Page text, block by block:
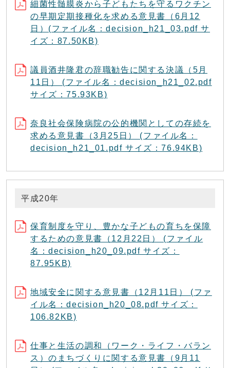
細菌性髄膜炎から子どもたちを守るワクチン
の早期定期接種化を求める意見書（6月12
日）(ファイル名：decision_h21_03.pdf サ
イズ：87.50KB)
議員酒井隆君の辞職勧告に関する決議（5月
11日） (ファイル名：decision_h21_02.pdf
サイズ：75.93KB)
奈良社会保険病院の公的機関としての存続を
求める意見書（3月25日） (ファイル名：
decision_h21_01.pdf サイズ：76.94KB)
平成20年
保育制度を守り、豊かな子どもの育ちを保障
するための意見書（12月22日） (ファイル
名：decision_h20_09.pdf サイズ：
87.95KB)
地域安全に関する意見書（12月11日） (ファ
イル名：decision_h20_08.pdf サイズ：
106.82KB)
仕事と生活の調和（ワーク・ライフ・バラン
ス）のまちづくりに関する意見書（9月11